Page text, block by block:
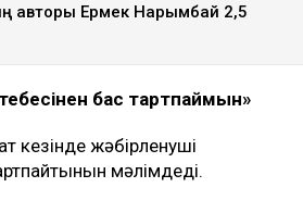
авторы Ермек Нарымбай 2,5
бас тартпаймын»
кезінде жәбірленуші
мәлімдеді.